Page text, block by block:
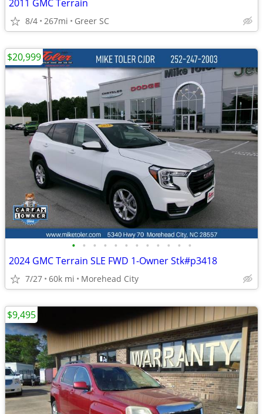
2011 GMC Terrain
8/4 267mi Greer SC
• • • • • • • • • • • •
2024 GMC Terrain SLE FWD 1-Owner Stk#p3418
7/27 60k mi Morehead City
$20,999
$9,495